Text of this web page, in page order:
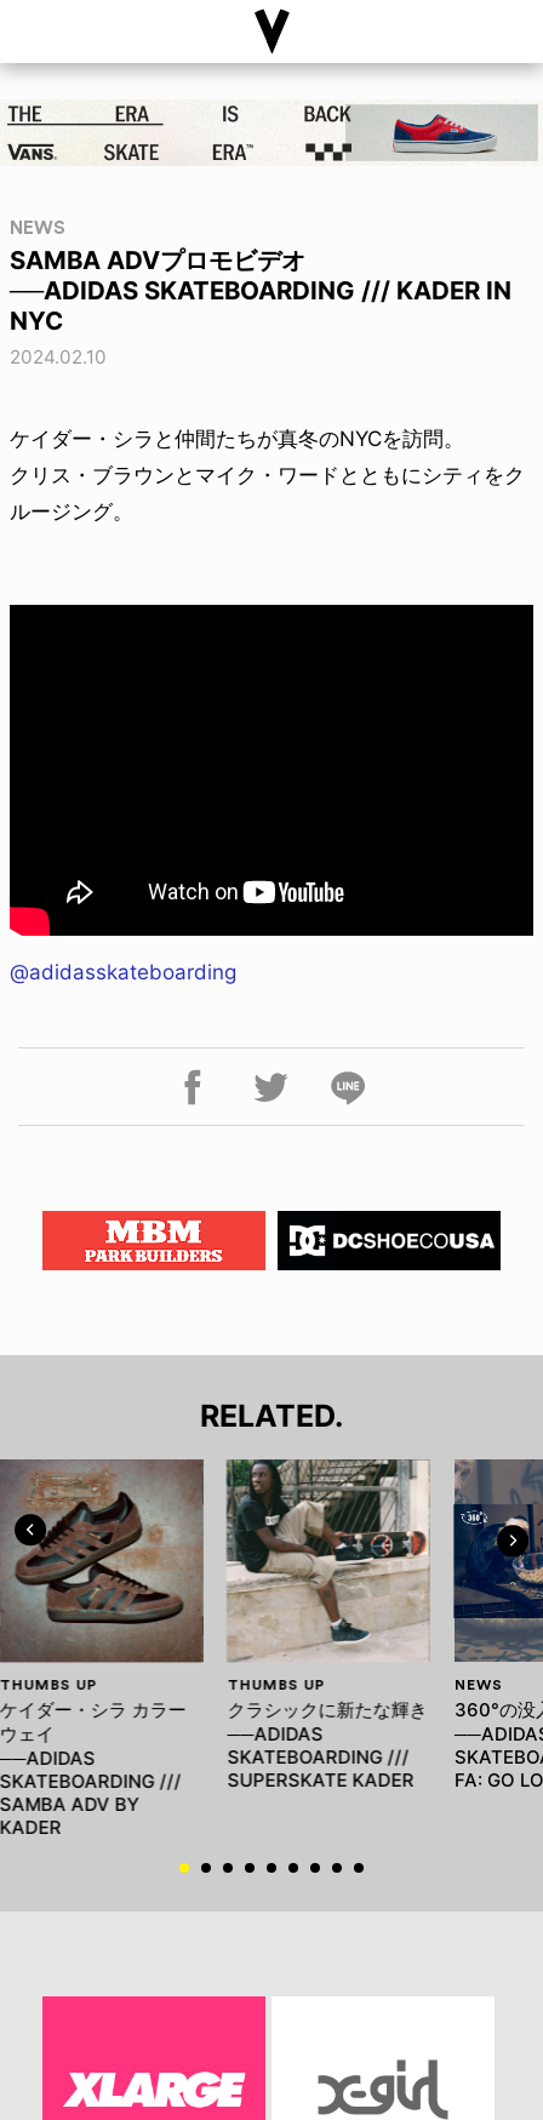
NEWS
SAMBA ADVプロモビデオ
──ADIDAS SKATEBOARDING /// KADER IN
NYC
2024.02.10
ケイダー・シラと仲間たちが真冬のNYCを訪問。
クリス・ブラウンとマイク・ワードとともにシティをク
ルージング。
@adidasskateboarding
RELATED.
THUMBS UP
ケイダー・シラ カラー
ウェイ
──ADIDAS
SKATEBOARDING ///
SAMBA ADV BY
KADER
THUMBS UP
クラシックに新たな輝き
──ADIDAS
SKATEBOARDING ///
SUPERSKATE KADER
NEWS
360°の没
FA: GO